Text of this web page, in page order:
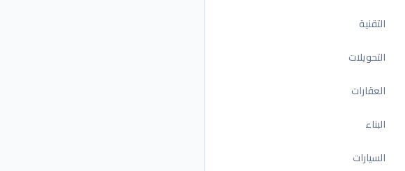
التقنية
التحويلات
العقارات
البناء
السيارات